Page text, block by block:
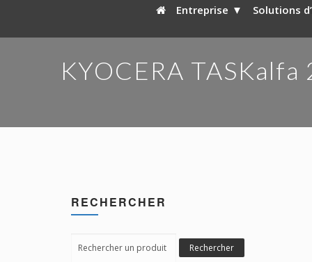
Entreprise Solutions
KYOCERA TASKalfa
RECHERCHER
for:
Rechercher